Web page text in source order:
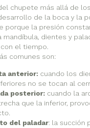
chupete más allá de
de la boca y la
porque la presión
dientes y
el tiempo.
comunes son:
anterior: cuando los
no se tocan al
posterior: cuando la
que la inferior,
del paladar: la succión